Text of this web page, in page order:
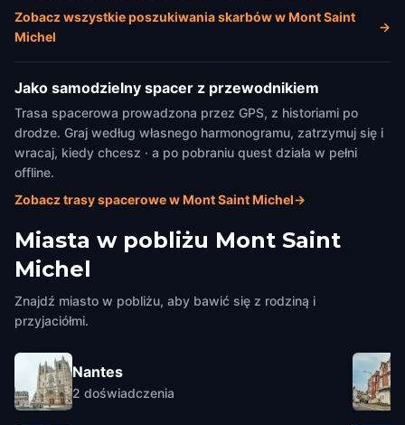
Zobacz wszystkie poszukiwania skarbów w Mont Saint
Michel
→
Jako samodzielny spacer z przewodnikiem
Trasa spacerowa prowadzona przez GPS, z historiami po
drodze. Graj według własnego harmonogramu, zatrzymuj się i
wracaj, kiedy chcesz · a po pobraniu quest działa w pełni
offline.
Zobacz trasy spacerowe w Mont Saint Michel→
Miasta w pobliżu Mont Saint
Michel
Znajdź miasto w pobliżu, aby bawić się z rodziną i
przyjaciółmi.
Nantes
2 doświadczenia